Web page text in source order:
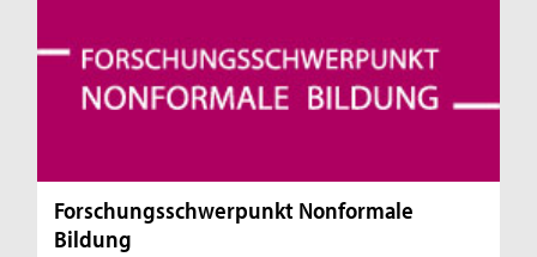
Forschungsschwerpunkt Nonformale
Bildung